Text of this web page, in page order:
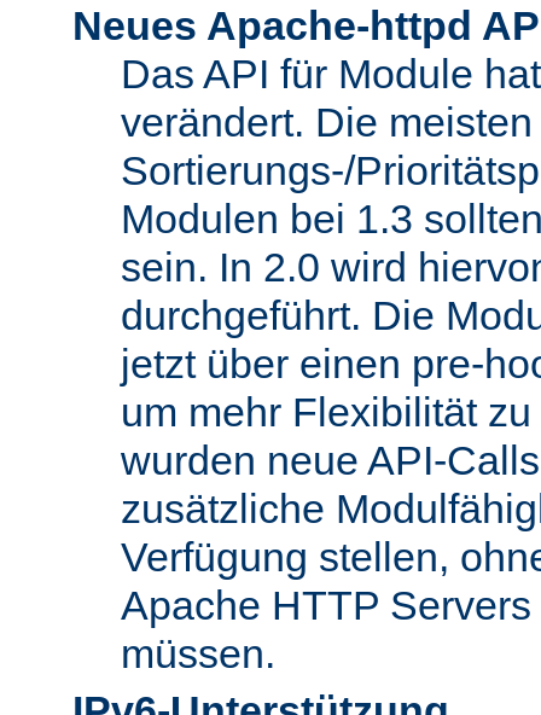
Neues Apache-httpd
Das API für Module
verändert. Die
Sortierungs-/
Modulen bei 1.3
sein. In 2.0 wird
durchgeführt. Die
jetzt über einen pre-
um mehr Flexibilität
wurden neue API-
zusätzliche
Verfügung stellen,
Apache HTTP
müssen.